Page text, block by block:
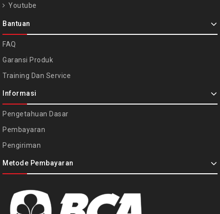
Youtube
Bantuan
FAQ
Garansi Produk
Training Dan Service
Informasi
Pengetahuan Dasar
Pembayaran
Pengiriman
Metode Pembayaran